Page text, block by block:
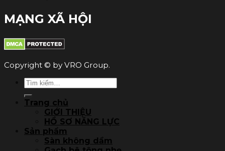
MẠNG XÃ HỘI
Copyright © by VRO Group.
Tìm
kiếm:
Trang chủ
GIỚI THIỆU
HỒ SƠ NĂNG LỰC
Sản phẩm
Sàn không dầm